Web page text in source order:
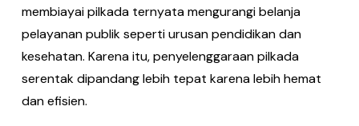
membiayai pilkada ternyata mengurangi belanja
pelayanan publik seperti urusan pendidikan dan
kesehatan. Karena itu, penyelenggaraan pilkada
serentak dipandang lebih tepat karena lebih hemat
dan efisien.